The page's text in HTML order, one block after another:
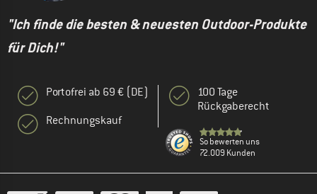
"Ich finde die besten & neuesten Outdoor-Produkte
für Dich!"
Portofrei ab 69 € (DE)
Rechnungskauf
100 Tage
Rückgaberecht
So bewerten uns
72.009 Kunden